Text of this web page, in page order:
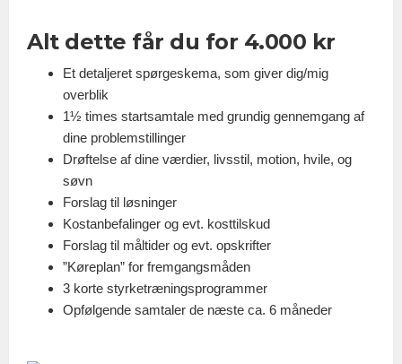
Alt dette får du for 4.000 kr
Et detaljeret spørgeskema, som giver dig/mig
overblik
1½ times startsamtale med grundig gennemgang af
dine problemstillinger
Drøftelse af dine værdier, livsstil, motion, hvile, og
søvn
Forslag til løsninger
Kostanbefalinger og evt. kosttilskud
Forslag til måltider og evt. opskrifter
”Køreplan” for fremgangsmåden
3 korte styrketræningsprogrammer
Opfølgende samtaler de næste ca. 6 måneder